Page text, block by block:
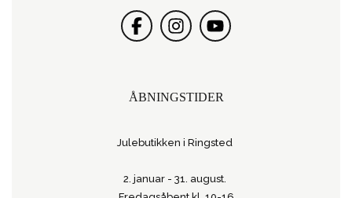
ÅBNINGSTIDER
Julebutikken i Ringsted
2. januar - 31. august.